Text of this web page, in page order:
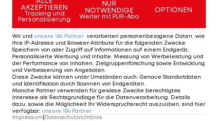
Wacker Tirol I #Zwarakonferenz History
Zwarakonferenz
Christopher Knett
Mehr zum Thema
AKZEPTIEREN
Tracking und
Personalisierung
NUR
NOTWENDIGE
Weiter mit PUR-Abo
OPTIONEN
Wir und unsere 186 Partner verarbeiten personenbezogene Daten, wie
Ihre IP-Adresse und Browser-Attribute für die folgenden Zwecke:
Speichern von oder Zugriff auf Informationen auf einem Endgerät;
Personalisierte Werbung und Inhalte, Messung von Werbeleistung und
der Performance von Inhalten, Zielgruppenforschung sowie Entwicklung
und Verbesserung von Angeboten.
Diese Zwecke können unter Umständen auch: Genaue Standortdaten
und Identifikation durch Scannen von Endgeräten.
Manche Partner verwenden für gewisse Zwecke berechtigtes
Interesse als Rechtsgrundlage für die Datenverarbeitung. Details
dazu, sowie die Möglichkeit Ihr Widerspruchsrecht auszuüben, sind hier
verfügbar: unsere 186 Partner
Impressum Datenschutzrichtlinie